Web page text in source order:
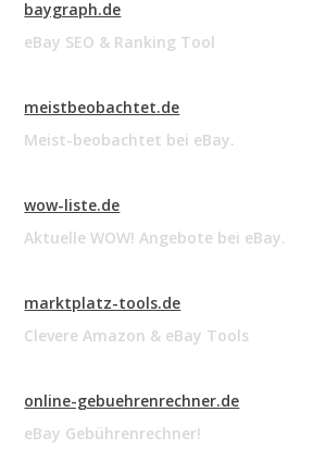
baygraph.de
eBay SEO & Ranking Tool
meistbeobachtet.de
Meist-beobachtet bei eBay.
wow-liste.de
Aktuelle WOW! Angebote bei eBay.
marktplatz-tools.de
Clevere Amazon & eBay Tools
online-gebuehrenrechner.de
eBay Gebührenrechner!